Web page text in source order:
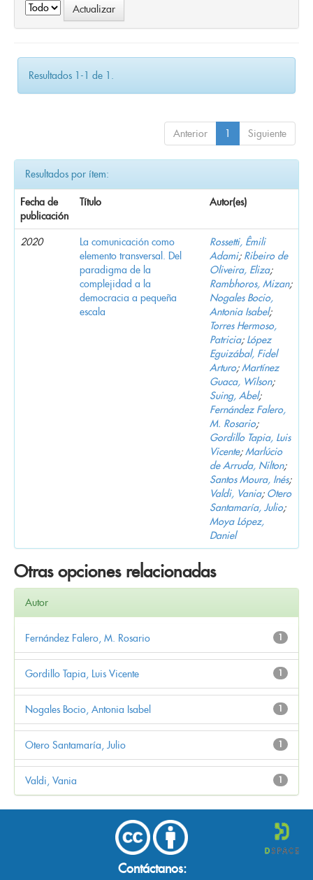
Resultados 1-1 de 1.
Anterior 1 Siguiente
Resultados por ítem:
Fecha de
publicación
Título Autor(es)
2020
La comunicación como
elemento transversal. Del
paradigma de la
complejidad a la
democracia a pequeña
escala
Rossetti, Êmili
Adami; Ribeiro de
Oliveira, Eliza;
Rambhoros, Mizan;
Nogales Bocio,
Antonia Isabel;
Torres Hermoso,
Patricia; López
Eguizábal, Fidel
Arturo;Martínez
Guaca, Wilson;
Suing, Abel;
Fernández Falero,
M. Rosario;
Gordillo Tapia, Luis
Vicente;Marlúcio
de Arruda, Nilton;
Santos Moura, Inés;
Valdi, Vania; Otero
Santamaría, Julio;
Moya López,
Daniel
Otras opciones relacionadas
Autor
1
Fernández Falero, M. Rosario
1
Gordillo Tapia, Luis Vicente
1
Nogales Bocio, Antonia Isabel
1
Otero Santamaría, Julio
1
Valdi, Vania
Contáctanos: